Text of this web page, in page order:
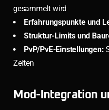
gesammelt wird
Erfahrungspunkte und
Struktur-Limits und
PvP/PvE-Einstellungen:
Zeiten
Mod-Integration